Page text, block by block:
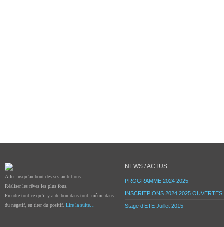
Aller jusqu’au bout des ses ambitions.
Réaliser les rêves les plus fous.
Prendre tout ce qu’il y a de bon dans tout, même dans
du négatif, en tirer du positif. Lire la suite…
NEWS / ACTUS
PROGRAMME 2024 2025
INSCRITPIONS 2024 2025 OUVERTES
Stage d’ETE Juillet 2015